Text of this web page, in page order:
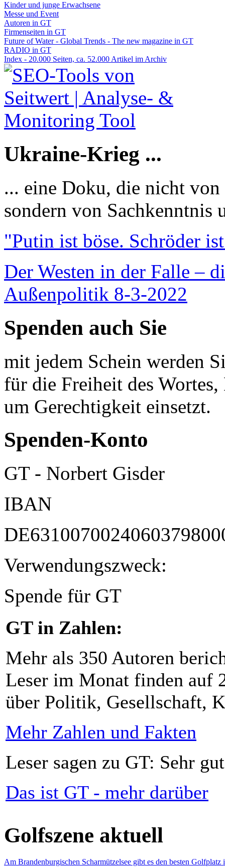
Kinder und junge Erwachsene
Messe und Event
Autoren in GT
Firmenseiten in GT
Future of Water - Global Trends - The new magazine in GT
RADIO in GT
Index - 20.000 Seiten, ca. 52.000 Artikel im Archiv
Ukraine-Krieg ...
... eine Doku, die nicht
sondern von Sachkenntnis
"Putin ist böse. Schröder
Der Westen in der Falle –
Außenpolitik 8-3-2022
Spenden auch Sie
mit jedem Schein werden
für die Freiheit des
um Gerechtigkeit einsetzt.
Spenden-Konto
GT - Norbert Gisder
IBAN
Verwendungszweck:
Spende für GT
GT in Zahlen:
Mehr als 350 Autoren
Leser im Monat finden auf
über Politik, Gesellschaft,
Mehr Zahlen und Fakten
Leser sagen zu GT: Sehr
Das ist GT - mehr darüber
Golfszene aktuell
Am Brandenburgischen Scharmützelsee gibt es den besten